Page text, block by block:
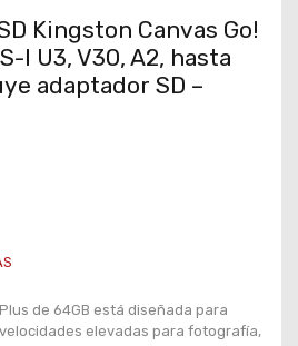
Kingston Canvas Go!
I U3, V30, A2, hasta
adaptador SD –
de 64GB está diseñada para
elevadas para fotografía,